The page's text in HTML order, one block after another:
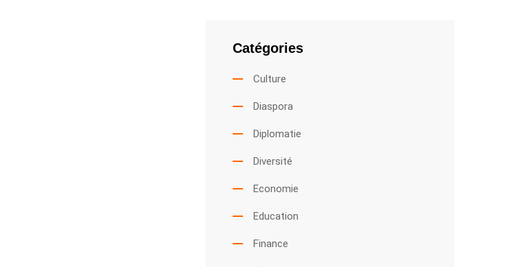
Catégories
Culture
Diaspora
Diplomatie
Diversité
Economie
Education
Finance